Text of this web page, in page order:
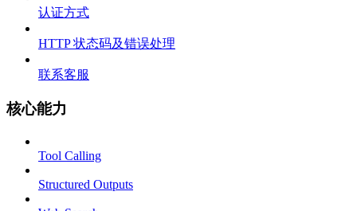
认证方式
HTTP 状态码及错误处理
联系客服
核心能力
Tool Calling
Structured Outputs